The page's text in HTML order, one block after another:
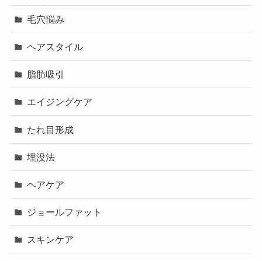
毛穴悩み
ヘアスタイル
脂肪吸引
エイジングケア
たれ目形成
埋没法
ヘアケア
ジョールファット
スキンケア